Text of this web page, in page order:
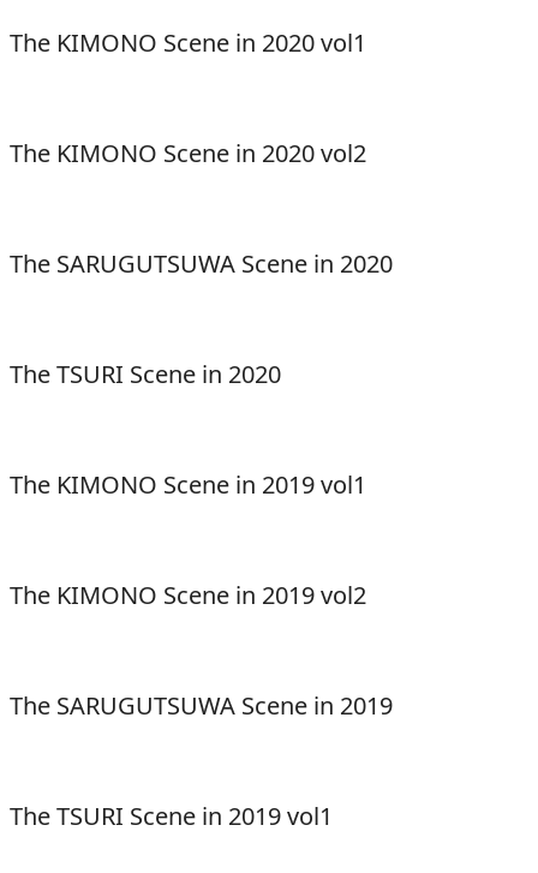
The KIMONO Scene in 2020 vol1
The KIMONO Scene in 2020 vol2
The SARUGUTSUWA Scene in 2020
The TSURI Scene in 2020
The KIMONO Scene in 2019 vol1
The KIMONO Scene in 2019 vol2
The SARUGUTSUWA Scene in 2019
The TSURI Scene in 2019 vol1